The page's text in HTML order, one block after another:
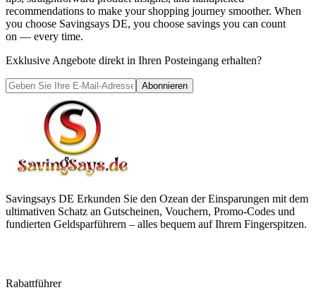
recommendations to make your shopping journey smoother. When
you choose Savingsays DE, you choose savings you can count
on — every time.
Exklusive Angebote direkt in Ihren Posteingang erhalten?
Abonnieren
Savingsays DE Erkunden Sie den Ozean der Einsparungen mit dem
ultimativen Schatz an Gutscheinen, Vouchern, Promo-Codes und
fundierten Geldsparführern – alles bequem auf Ihrem Fingerspitzen.
Rabattführer